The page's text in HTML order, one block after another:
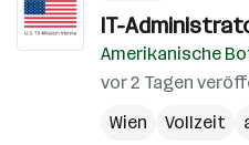
IT-
Amerikanische
vor 2 Tagen
Wien
Vollzeit